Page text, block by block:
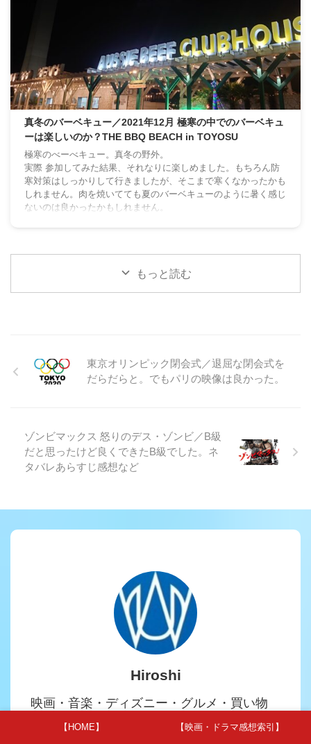
真冬のバーベキュー／2021年12月 極寒の中でのバーベキュ
ーは楽しいのか？THE BBQ BEACH in TOYOSU
極寒のべーべキュー。真冬の野外。
実際 参加してみた結果、それなりに楽しめました。もちろん防
寒対策はしっかりして行きましたが、そこまで寒くなかったかも
しれません。肉を焼いてても夏のバーベキューのように暑く感じ
ないのは良かったかもしれません。
もっと読む
東京オリンピック閉会式／退屈な閉会式を
だらだらと。でもパリの映像は良かった。
ゾンビマックス 怒りのデス・ゾンビ／B級
だと思ったけど良くできたB級でした。ネ
タバレあらすじ感想など
Hiroshi
映画・音楽・ディズニー・グルメ・買い物
日々の感想を自由気ままに書いてます。
【HOME】 【映画・ドラマ感想索引】